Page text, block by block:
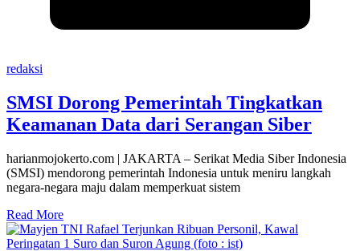
redaksi
SMSI Dorong Pemerintah Tingkatkan
Keamanan Data dari Serangan Siber
harianmojokerto.com | JAKARTA – Serikat Media Siber Indonesia
(SMSI) mendorong pemerintah Indonesia untuk meniru langkah
negara-negara maju dalam memperkuat sistem
Read More